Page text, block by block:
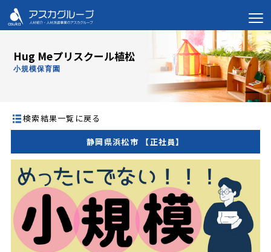
Hug Meプリスクール植松
小規模保育園
検索結果一覧に戻る
静岡県浜松市 【正社員】